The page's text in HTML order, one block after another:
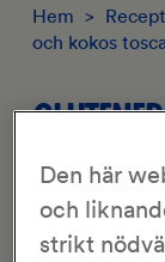
Hem > Recept
och kokos
TOSCA
Den här
och
strikt